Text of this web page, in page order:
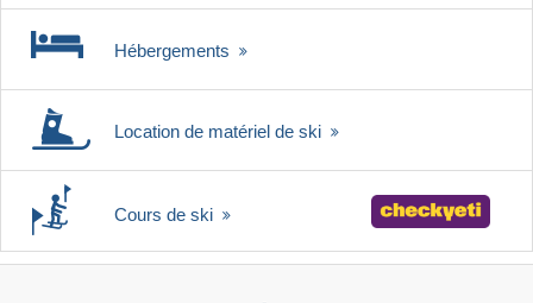
Hébergements
Location de matériel de ski
Cours de ski